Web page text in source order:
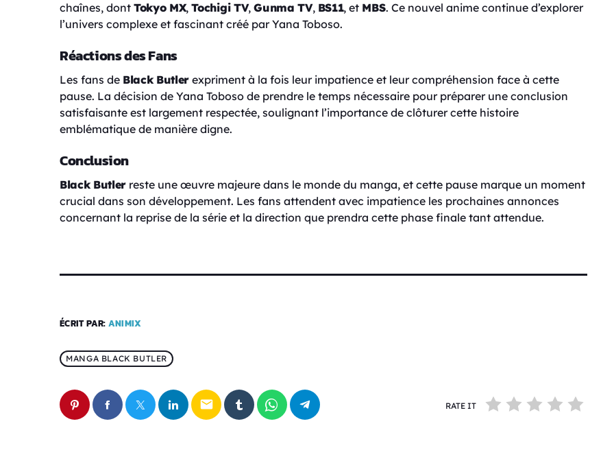
chaînes, dont Tokyo MX,Tochigi TV,Gunma TV, BS11, et MBS. Ce nouvel anime continue d’explorer
l’univers complexe et fascinant créé par Yana Toboso.
Réactions des Fans
Les fans de Black Butler expriment à la fois leur impatience et leur compréhension face à cette
pause. La décision de Yana Toboso de prendre le temps nécessaire pour préparer une conclusion
satisfaisante est largement respectée, soulignant l’importance de clôturer cette histoire
emblématique de manière digne.
Conclusion
Black Butler reste une œuvre majeure dans le monde du manga, et cette pause marque un moment
crucial dans son développement. Les fans attendent avec impatience les prochaines annonces
concernant la reprise de la série et la direction que prendra cette phase finale tant attendue.
ÉCRIT PAR: ANIMIX
MANGA BLACK BUTLER
email RATE IT